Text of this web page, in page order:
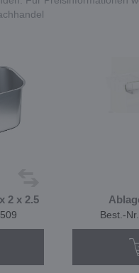
2 x 2.5
Best.-